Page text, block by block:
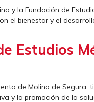
y la Fundación de
el bienestar y el
Estudios
de Molina de Segura,
y la promoción de la